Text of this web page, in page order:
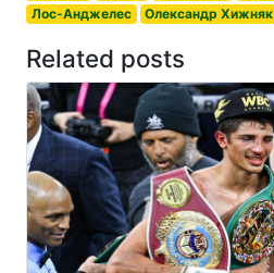
Лос-Анджелес
Олександр Хижняк
Related posts